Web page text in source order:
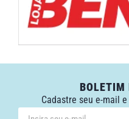
BOLETIM
Cadastre seu e-mail